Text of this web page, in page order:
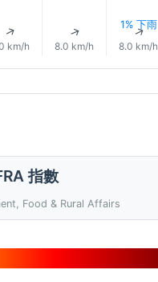
↑
km/h
↑
8.0 km/h
1% 下雨
↑
8.0 km/h
指數
Food & Rural Affairs